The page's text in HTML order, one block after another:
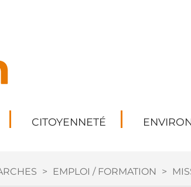
CITOYENNETÉ
> EMPLOI / FORMATION >